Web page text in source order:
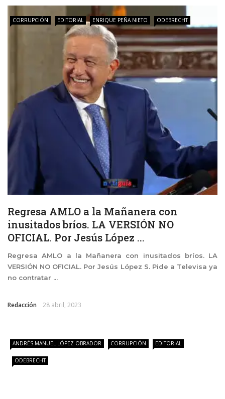
CORRUPCIÓN EDITORIAL ENRIQUE PEÑA NIETO ODEBRECHT
Regresa AMLO a la Mañanera con
inusitados bríos. LA VERSIÓN NO
OFICIAL. Por Jesús López ...
Regresa AMLO a la Mañanera con inusitados bríos. LA
VERSIÓN NO OFICIAL. Por Jesús López S. Pide a Televisa ya
no contratar ...
Redacción 28 abril, 2023
ANDRÉS MANUEL LÓPEZ OBRADOR CORRUPCIÓN EDITORIAL
ODEBRECHT